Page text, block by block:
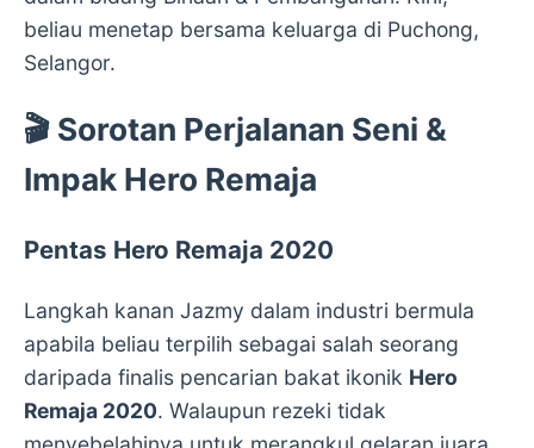
beliau menetap bersama keluarga di Puchong,
Selangor.
🎬 Sorotan Perjalanan Seni &
Impak Hero Remaja
Pentas Hero Remaja 2020
Langkah kanan Jazmy dalam industri bermula
apabila beliau terpilih sebagai salah seorang
daripada finalis pencarian bakat ikonik Hero
Remaja 2020. Walaupun rezeki tidak